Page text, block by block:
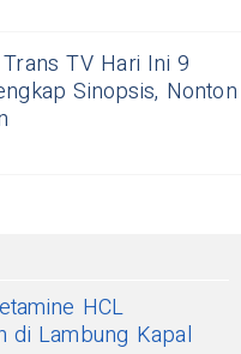
TV Hari Ini 9
Sinopsis, Nonton
HCL
di Lambung Kapal